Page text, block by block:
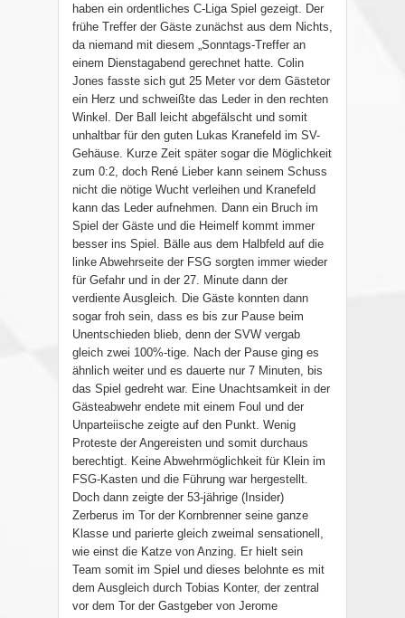
haben ein ordentliches C-Liga Spiel gezeigt. Der
frühe Treffer der Gäste zunächst aus dem Nichts,
da niemand mit diesem „Sonntags-Treffer an
einem Dienstagabend gerechnet hatte. Colin
Jones fasste sich gut 25 Meter vor dem Gästetor
ein Herz und schweißte das Leder in den rechten
Winkel. Der Ball leicht abgefälscht und somit
unhaltbar für den guten Lukas Kranefeld im SV-
Gehäuse. Kurze Zeit später sogar die Möglichkeit
zum 0:2, doch René Lieber kann seinem Schuss
nicht die nötige Wucht verleihen und Kranefeld
kann das Leder aufnehmen. Dann ein Bruch im
Spiel der Gäste und die Heimelf kommt immer
besser ins Spiel. Bälle aus dem Halbfeld auf die
linke Abwehrseite der FSG sorgten immer wieder
für Gefahr und in der 27. Minute dann der
verdiente Ausgleich. Die Gäste konnten dann
sogar froh sein, dass es bis zur Pause beim
Unentschieden blieb, denn der SVW vergab
gleich zwei 100%-tige. Nach der Pause ging es
ähnlich weiter und es dauerte nur 7 Minuten, bis
das Spiel gedreht war. Eine Unachtsamkeit in der
Gästeabwehr endete mit einem Foul und der
Unparteiische zeigte auf den Punkt. Wenig
Proteste der Angereisten und somit durchaus
berechtigt. Keine Abwehrmöglichkeit für Klein im
FSG-Kasten und die Führung war hergestellt.
Doch dann zeigte der 53-jährige (Insider)
Zerberus im Tor der Kornbrenner seine ganze
Klasse und parierte gleich zweimal sensationell,
wie einst die Katze von Anzing. Er hielt sein
Team somit im Spiel und dieses belohnte es mit
dem Ausgleich durch Tobias Konter, der zentral
vor dem Tor der Gastgeber von Jerome